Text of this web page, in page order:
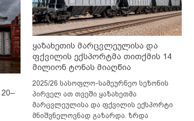
ყაზახეთის მარცვლეულისა და
ფქვილის ექსპორტმა თითქმის 14
მილიონ ტონას მიაღწია
2025/26 სასოფლო-სამეურნეო სეზონის
პირველ ათ თვეში ყაზახეთმა
მარცვლეულისა და ფქვილის ექსპორტი
მნიშვნელოვნად გაზარდა. ზრდა